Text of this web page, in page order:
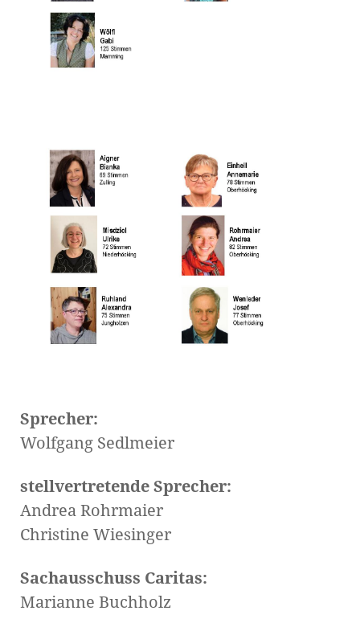
Sprecher:
Wolfgang Sedlmeier
stellvertretende Sprecher:
Andrea Rohrmaier
Christine Wiesinger
Sachausschuss Caritas:
Marianne Buchholz